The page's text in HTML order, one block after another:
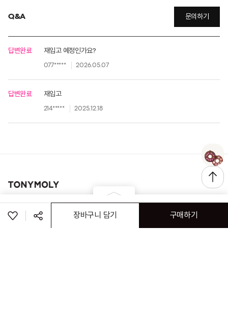
장바구니 담기 구매하기
Q&A 문의하기
답변완료 재입고 예정인가요?
077***** 2026.05.07
답변완료 재입고
214***** 2025.12.18
로그인 고객센터 공지사항 매장정보